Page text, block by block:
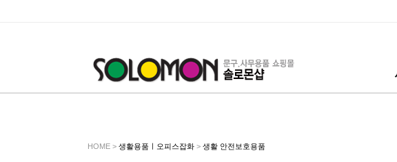
HOME > 생활용품ㅣ오피스잡화 > 생활 안전보호용품